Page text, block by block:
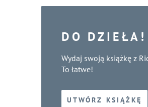
DO DZIEŁA!
Wydaj swoją książkę z
To łatwe!
UTWÓRZ KSIĄŻKĘ